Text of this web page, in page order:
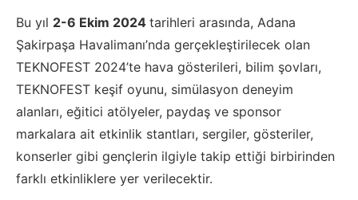
Bu yıl 2-6 Ekim 2024 tarihleri arasında, Adana
Şakirpaşa Havalimanı’nda gerçekleştirilecek olan
TEKNOFEST 2024’te hava gösterileri, bilim şovları,
TEKNOFEST keşif oyunu, simülasyon deneyim
alanları, eğitici atölyeler, paydaş ve sponsor
markalara ait etkinlik stantları, sergiler, gösteriler,
konserler gibi gençlerin ilgiyle takip ettiği birbirinden
farklı etkinliklere yer verilecektir.